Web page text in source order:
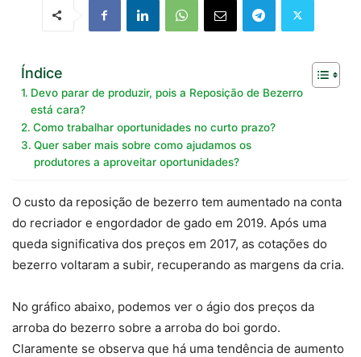
Índice
Devo parar de produzir, pois a Reposição de Bezerro
está cara?
Como trabalhar oportunidades no curto prazo?
Quer saber mais sobre como ajudamos os
produtores a aproveitar oportunidades?
O custo da reposição de bezerro tem aumentado na conta
do recriador e engordador de gado em 2019. Após uma
queda significativa dos preços em 2017, as cotações do
bezerro voltaram a subir, recuperando as margens da cria.
No gráfico abaixo, podemos ver o ágio dos preços da
arroba do bezerro sobre a arroba do boi gordo.
Claramente se observa que há uma tendência de aumento